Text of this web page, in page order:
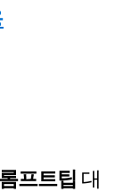
프트팁 대